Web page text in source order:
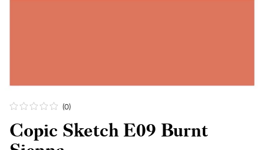
(0)
Copic Sketch E09 Burnt